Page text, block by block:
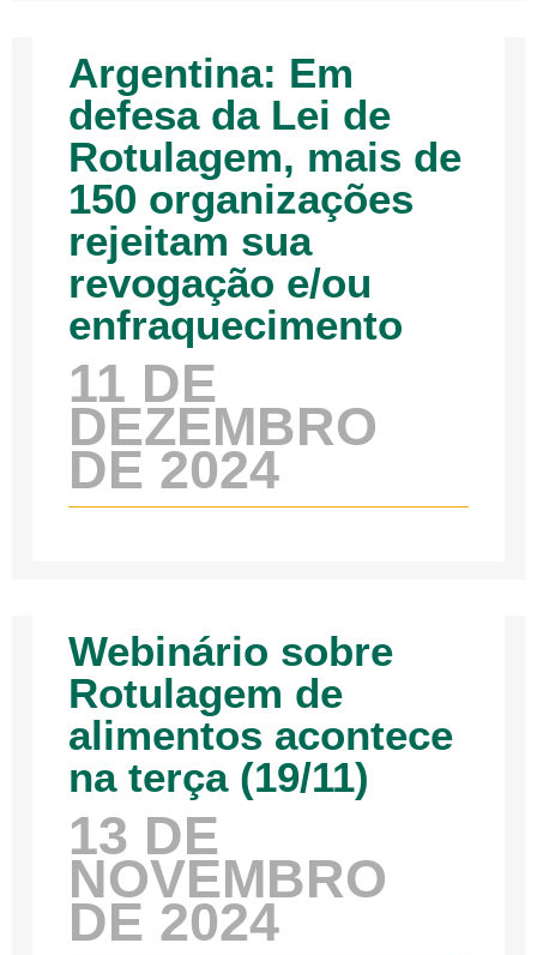
Argentina: Em
defesa da Lei de
Rotulagem, mais de
150 organizações
rejeitam sua
revogação e/ou
enfraquecimento
11 DE
DEZEMBRO
DE 2024
Webinário sobre
Rotulagem de
alimentos acontece
na terça (19/11)
13 DE
NOVEMBRO
DE 2024